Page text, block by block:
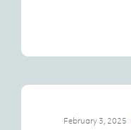
February 3, 2025